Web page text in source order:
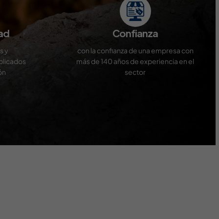
y
Confianza
con la confianza de una empresa con
más de 140 años de experiencia en el
sector